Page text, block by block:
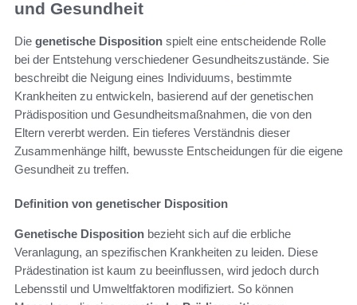
und Gesundheit
Die genetische Disposition spielt eine entscheidende Rolle
bei der Entstehung verschiedener Gesundheitszustände. Sie
beschreibt die Neigung eines Individuums, bestimmte
Krankheiten zu entwickeln, basierend auf der genetischen
Prädisposition und Gesundheitsmaßnahmen, die von den
Eltern vererbt werden. Ein tieferes Verständnis dieser
Zusammenhänge hilft, bewusste Entscheidungen für die eigene
Gesundheit zu treffen.
Definition von genetischer Disposition
Genetische Disposition bezieht sich auf die erbliche
Veranlagung, an spezifischen Krankheiten zu leiden. Diese
Prädestination ist kaum zu beeinflussen, wird jedoch durch
Lebensstil und Umweltfaktoren modifiziert. So können